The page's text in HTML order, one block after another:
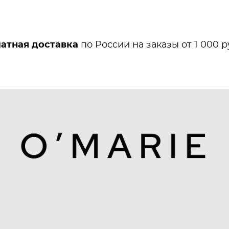
доставка по России на заказы от 1 000